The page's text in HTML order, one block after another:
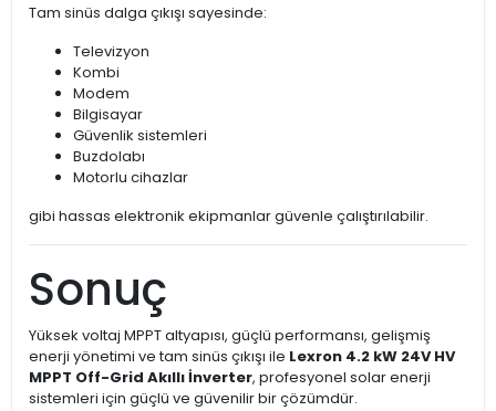
Tam sinüs dalga çıkışı sayesinde:
Televizyon
Kombi
Modem
Bilgisayar
Güvenlik sistemleri
Buzdolabı
Motorlu cihazlar
gibi hassas elektronik ekipmanlar güvenle çalıştırılabilir.
Sonuç
Yüksek voltaj MPPT altyapısı, güçlü performansı, gelişmiş
enerji yönetimi ve tam sinüs çıkışı ile Lexron 4.2 kW 24V HV
MPPT Off-Grid Akıllı İnverter, profesyonel solar enerji
sistemleri için güçlü ve güvenilir bir çözümdür.